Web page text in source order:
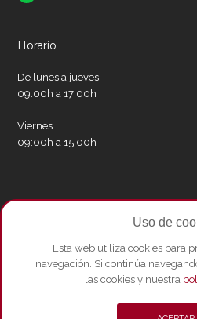
Horario
De lunes a jueves
09:00h a 17:00h
Viernes
09:00h a 15:00h
Redes sociales
TwitterFacebook
InstagramWhatsapp
Uso de
Esta web utiliza cookies para
navegación. Si continúa
las cookies y nuestra